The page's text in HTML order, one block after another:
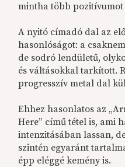
mintha több pozitívumot
A nyitó címadó dal az
hasonlóságot: a
de sodró lendületű,
és váltásokkal tarkított.
progresszív metal dal
Ehhez hasonlatos az
Here” című tétel is, ami
intenzitásában lassan,
szintén egyaránt
épp eléggé kemény is.